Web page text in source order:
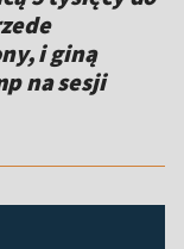
i giną
na sesji